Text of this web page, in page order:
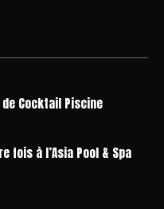
Cocktail Piscine
fois à l’Asia Pool & Spa